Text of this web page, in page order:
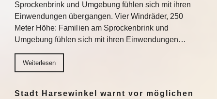
Sprockenbrink und Umgebung fühlen sich mit ihren
Einwendungen übergangen. Vier Windräder, 250
Meter Höhe: Familien am Sprockenbrink und
Umgebung fühlen sich mit ihren Einwendungen…
Weiterlesen
Stadt Harsewinkel warnt vor möglichen